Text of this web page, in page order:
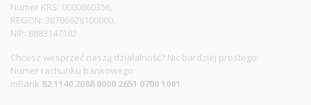
Numer KRS: 0000860356,
REGON: 38706628100000,
NIP: 8883147182
Chcesz wesprzeć naszą działalność? Nic bardziej prostego:
Numer rachunku bankowego:
mBank 82 1140 2088 0000 2651 0700 1001